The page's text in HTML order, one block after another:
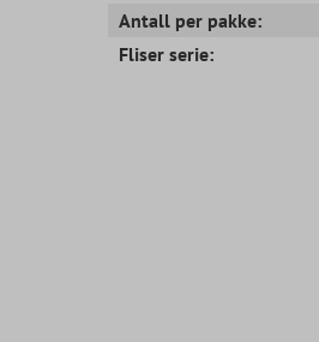
Antall per pakke:
Fliser serie: